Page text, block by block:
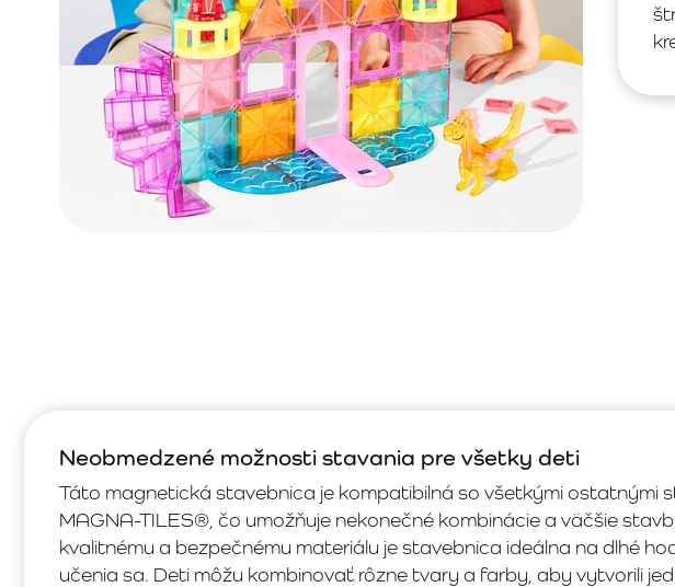
Neobmedzené možnosti stavania pre všetky deti
Táto magnetická stavebnica je kompatibilná so všetkými ostatnými
MAGNA-TILES®, čo umožňuje nekonečné kombinácie a väčšie
kvalitnému a bezpečnému materiálu je stavebnica ideálna na dlhé
učenia sa. Deti môžu kombinovať rôzne tvary a farby, aby vytvorili